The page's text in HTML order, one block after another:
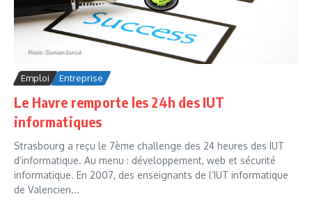
Emploi Entreprise
Le Havre remporte les 24h des IUT
informatiques
Strasbourg a reçu le 7ème challenge des 24 heures des IUT
d’informatique. Au menu : développement, web et sécurité
informatique. En 2007, des enseignants de l’IUT informatique
de Valencien...